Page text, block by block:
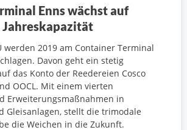
Enns wächst auf
Jahreskapazität
werden 2019 am Container Terminal
Davon geht ein stetig
das Konto der Reedereien Cosco
OOCL. Mit einem vierten
Erweiterungsmaßnahmen in
Gleisanlagen, stellt die trimodale
die Weichen in die Zukunft.